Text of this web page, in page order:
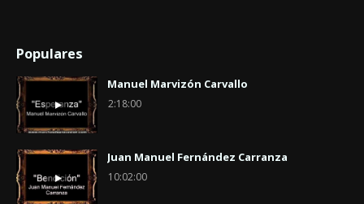
Populares
Manuel Marvizón Carvallo
2:18:00
Juan Manuel Fernández Carranza
10:02:00